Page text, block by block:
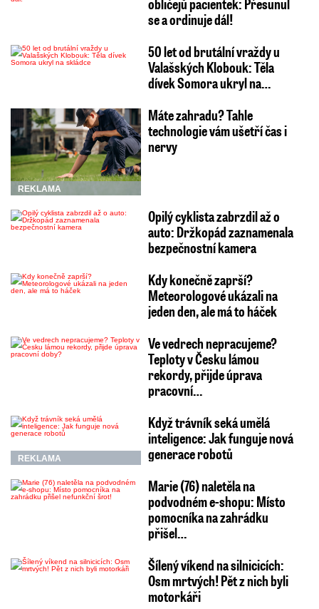
se a ordinuje dál!
50 let od brutální vraždy u
Valašských Klobouk: Těla
dívek Somora ukryl na…
REKLAMA
Máte zahradu? Tahle
technologie vám ušetří čas i
nervy
Opilý cyklista zabrzdil až o
auto: Držkopád zaznamenala
bezpečnostní kamera
Kdy konečně zaprší?
Meteorologové ukázali na
jeden den, ale má to háček
Ve vedrech nepracujeme?
Teploty v Česku lámou
rekordy, přijde úprava
pracovní…
REKLAMA
Když trávník seká umělá
inteligence: Jak funguje nová
generace robotů
Marie (76) naletěla na
podvodném e-shopu: Místo
pomocníka na zahrádku
přišel…
Šílený víkend na silnicicích:
Osm mrtvých! Pět z nich byli
motorkáři